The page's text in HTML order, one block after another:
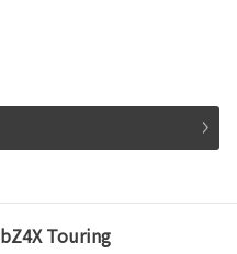
bZ4X Touring